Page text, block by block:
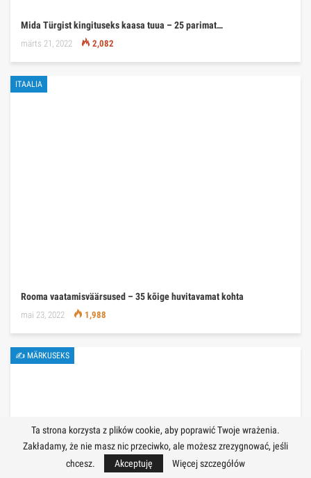
Mida Türgist kingituseks kaasa tuua – 25 parimat…
märts 21, 2022 2,082
ITAALIA
Rooma vaatamisväärsused – 35 kõige huvitavamat kohta
mai 23, 2022 1,988
✍ MÄRKUSEKS
Ta strona korzysta z plików cookie, aby poprawić Twoje wrażenia.
Zakładamy, że nie masz nic przeciwko, ale możesz zrezygnować, jeśli
chcesz.
Akceptuję Więcej szczegółów